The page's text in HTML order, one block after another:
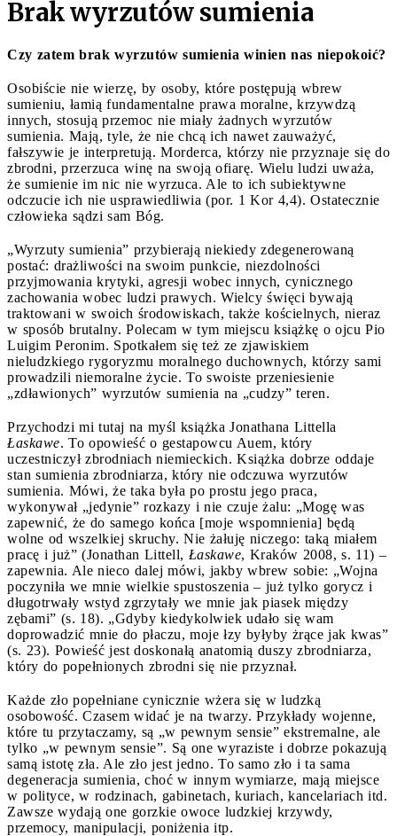
Brak wyrzutów sumienia
Czy zatem brak wyrzutów sumienia winien nas niepokoić?
Osobiście nie wierzę, by osoby, które postępują wbrew
sumieniu, łamią fundamentalne prawa moralne, krzywdzą
innych, stosują przemoc nie miały żadnych wyrzutów
sumienia. Mają, tyle, że nie chcą ich nawet zauważyć,
fałszywie je interpretują. Morderca, którzy nie przyznaje się do
zbrodni, przerzuca winę na swoją ofiarę. Wielu ludzi uważa,
że sumienie im nic nie wyrzuca. Ale to ich subiektywne
odczucie ich nie usprawiedliwia (por. 1 Kor 4,4). Ostatecznie
człowieka sądzi sam Bóg.
„Wyrzuty sumienia” przybierają niekiedy zdegenerowaną
postać: drażliwości na swoim punkcie, niezdolności
przyjmowania krytyki, agresji wobec innych, cynicznego
zachowania wobec ludzi prawych. Wielcy święci bywają
traktowani w swoich środowiskach, także kościelnych, nieraz
w sposób brutalny. Polecam w tym miejscu książkę o ojcu Pio
Luigim Peronim. Spotkałem się też ze zjawiskiem
nieludzkiego rygoryzmu moralnego duchownych, którzy sami
prowadzili niemoralne życie. To swoiste przeniesienie
„zdławionych” wyrzutów sumienia na „cudzy” teren.
Przychodzi mi tutaj na myśl książka Jonathana Littella
Łaskawe. To opowieść o gestapowcu Auem, który
uczestniczył zbrodniach niemieckich. Książka dobrze oddaje
stan sumienia zbrodniarza, który nie odczuwa wyrzutów
sumienia. Mówi, że taka była po prostu jego praca,
wykonywał „jedynie” rozkazy i nie czuje żalu: „Mogę was
zapewnić, że do samego końca [moje wspomnienia] będą
wolne od wszelkiej skruchy. Nie żałuję niczego: taką miałem
pracę i już” (Jonathan Littell, Łaskawe, Kraków 2008, s. 11) –
zapewnia. Ale nieco dalej mówi, jakby wbrew sobie: „Wojna
poczyniła we mnie wielkie spustoszenia – już tylko gorycz i
długotrwały wstyd zgrzytały we mnie jak piasek między
zębami” (s. 18). „Gdyby kiedykolwiek udało się wam
doprowadzić mnie do płaczu, moje łzy byłyby żrące jak kwas”
(s. 23). Powieść jest doskonałą anatomią duszy zbrodniarza,
który do popełnionych zbrodni się nie przyznał.
Każde zło popełniane cynicznie wżera się w ludzką
osobowość. Czasem widać je na twarzy. Przykłady wojenne,
które tu przytaczamy, są „w pewnym sensie” ekstremalne, ale
tylko „w pewnym sensie”. Są one wyraziste i dobrze pokazują
samą istotę zła. Ale zło jest jedno. To samo zło i ta sama
degeneracja sumienia, choć w innym wymiarze, mają miejsce
w polityce, w rodzinach, gabinetach, kuriach, kancelariach itd.
Zawsze wydają one gorzkie owoce ludzkiej krzywdy,
przemocy, manipulacji, poniżenia itp.